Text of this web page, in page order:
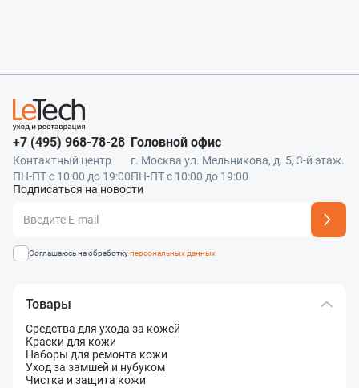
+7 (495) 968-78-28
Контактный центр
ПН-ПТ с 10:00 до 19:00
Головной офис
г. Москва ул. Мельникова, д. 5, 3-й этаж.
ПН-ПТ с 10:00 до 19:00
Подписаться на новости
Адрес подписки успешно добавлен
Соглашаюсь на обработкуперсональных данных
Товары
Средства для ухода за кожей
Краски для кожи
Наборы для ремонта кожи
Уход за замшей и нубуком
Чистка и защита кожи